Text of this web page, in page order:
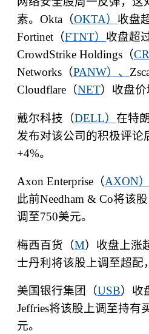
素。 Okta （OKTA） 收盘
Fortinet （FTNT） 收盘超
CrowdStrike Holdings （
Networks （PANW）、
Cloudflare （NET）收盘
戴尔科技（DELL） 在特
发布对该公司的积极评论
+4%。
Axon Enterprise （AXON）
此前Needham & Co将该
调至750美元。
梅西百货（M）收盘上涨
士丹利将该股上调至超配
美国银行集团（USB）收
Jeffries将该股上调至持有
元。